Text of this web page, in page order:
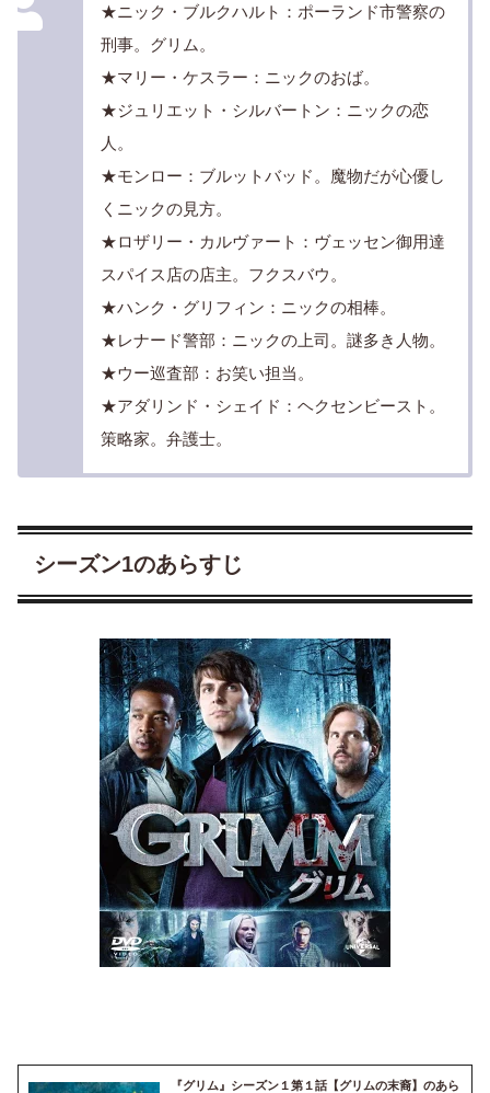
★ニック・ブルクハルト：ポーランド市警察の
刑事。グリム。
★マリー・ケスラー：ニックのおば。
★ジュリエット・シルバートン：ニックの恋
人。
★モンロー：ブルットバッド。魔物だが心優し
くニックの見方。
★ロザリー・カルヴァート：ヴェッセン御用達
スパイス店の店主。フクスバウ。
★ハンク・グリフィン：ニックの相棒。
★レナード警部：ニックの上司。謎多き人物。
★ウー巡査部：お笑い担当。
★アダリンド・シェイド：ヘクセンビースト。
策略家。弁護士。
シーズン1のあらすじ
『グリム』シーズン１第１話【グリムの末裔】のあら